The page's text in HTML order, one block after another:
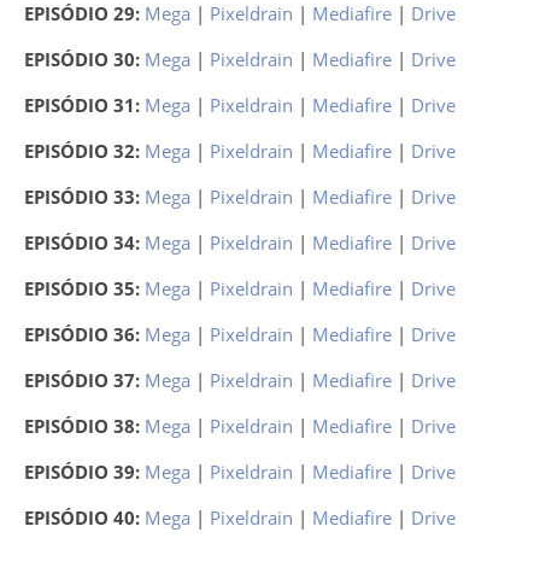
EPISÓDIO 29: Mega | Pixeldrain | Mediafire | Drive
EPISÓDIO 30: Mega | Pixeldrain | Mediafire | Drive
EPISÓDIO 31: Mega | Pixeldrain | Mediafire | Drive
EPISÓDIO 32: Mega | Pixeldrain | Mediafire | Drive
EPISÓDIO 33: Mega | Pixeldrain | Mediafire | Drive
EPISÓDIO 34: Mega | Pixeldrain | Mediafire | Drive
EPISÓDIO 35: Mega | Pixeldrain | Mediafire | Drive
EPISÓDIO 36: Mega | Pixeldrain | Mediafire | Drive
EPISÓDIO 37: Mega | Pixeldrain | Mediafire | Drive
EPISÓDIO 38: Mega | Pixeldrain | Mediafire | Drive
EPISÓDIO 39: Mega | Pixeldrain | Mediafire | Drive
EPISÓDIO 40: Mega | Pixeldrain | Mediafire | Drive